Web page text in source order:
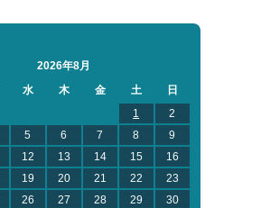
2026年8月
水 木 金 土
日
1
2
5 6 7 8
9
12 13 14 15
16
19 20 21 22
23
26 27 28 29
30